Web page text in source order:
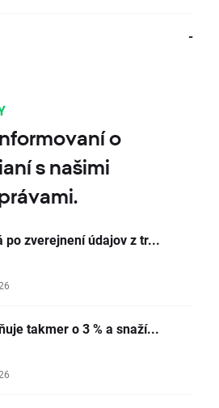
-
o
s našimi
po zverejnení údajov z tr...
takmer o 3 % a snaží...